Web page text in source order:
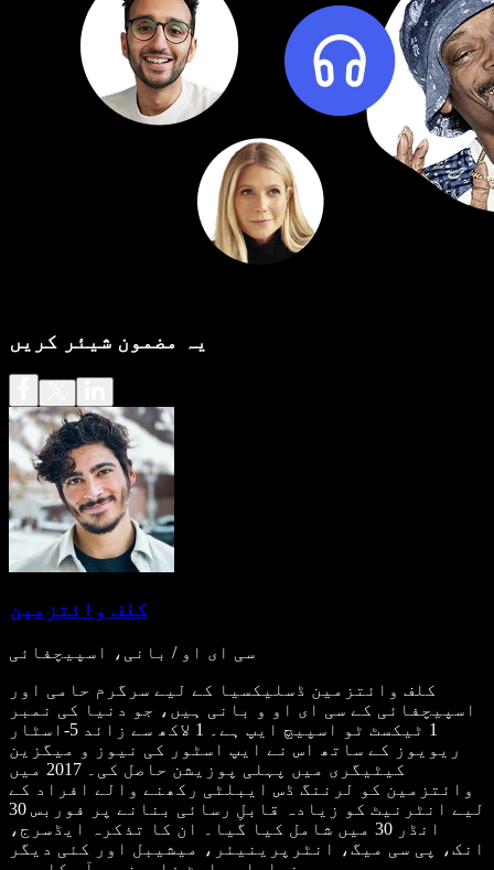
یہ مضمون شیئر کریں
کلف وائتزمین
سی ای او / بانی، اسپیچفائی
کلف وائتزمین ڈسلیکسیا کے لیے سرگرم حامی اور
اسپیچفائی کے سی ای او و بانی ہیں، جو دنیا کی نمبر
1 ٹیکسٹ ٹو اسپیچ ایپ ہے۔ 1 لاکھ سے زائد 5-اسٹار
ریویوز کے ساتھ اس نے ایپ اسٹور کی نیوز و میگزین
کیٹیگری میں پہلی پوزیشن حاصل کی۔ 2017 میں
وائتزمین کو لرننگ ڈس ایبلٹی رکھنے والے افراد کے
لیے انٹرنیٹ کو زیادہ قابلِ رسائی بنانے پر فوربس 30
انڈر 30 میں شامل کیا گیا۔ ان کا تذکرہ ایڈسرج،
انک، پی سی میگ، انٹرپرینیئر، میشیبل اور کئی دیگر